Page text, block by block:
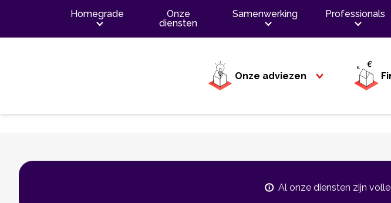
Homegrade
Onze
diensten
Samenwerking Professionals
Onze adviezen
Al onze diensten zijn